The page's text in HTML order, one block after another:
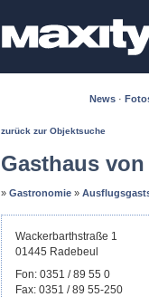
News ·
zurück zur Objektsuche
Gasthaus
» Gastronomie »
Wackerbarthstraße 1
01445 Radebeul
Fon: 0351 / 89 55 0
Fax: 0351 / 89 55-250